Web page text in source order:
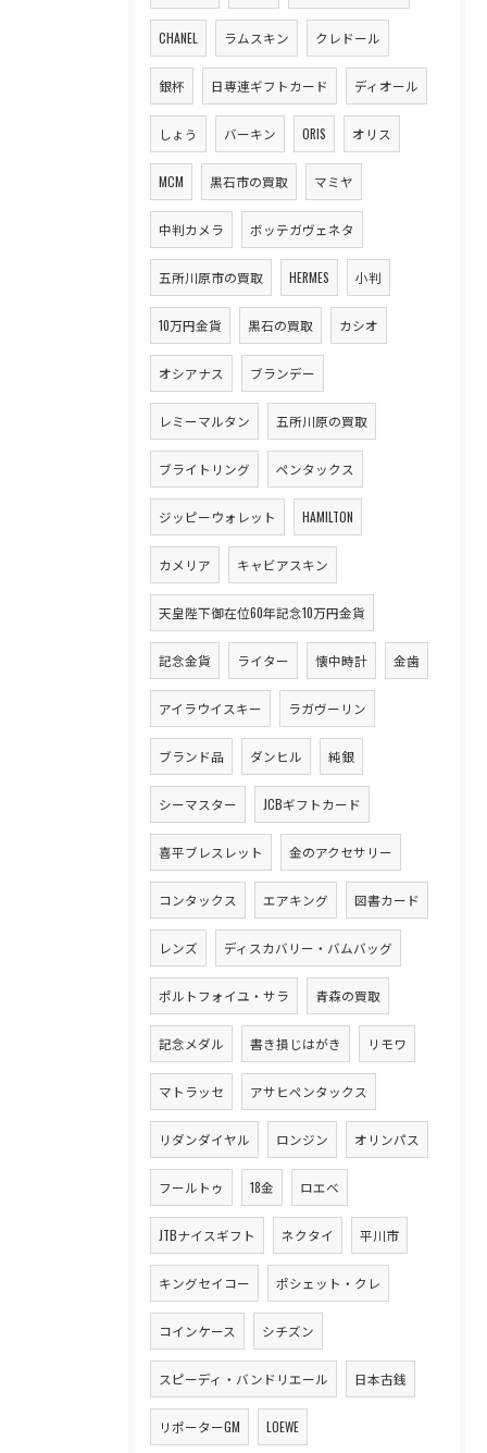
CHANEL ラムスキン クレドール
銀杯 日専連ギフトカード ディオール
しょう バーキン ORIS オリス
MCM 黒石市の買取 マミヤ
中判カメラ ボッテガヴェネタ
五所川原市の買取 HERMES 小判
10万円金貨 黒石の買取 カシオ
オシアナス ブランデー
レミーマルタン 五所川原の買取
ブライトリング ペンタックス
ジッピーウォレット HAMILTON
カメリア キャビアスキン
天皇陛下御在位60年記念10万円金貨
記念金貨 ライター 懐中時計 金歯
アイラウイスキー ラガヴーリン
ブランド品 ダンヒル 純銀
シーマスター JCBギフトカード
喜平ブレスレット 金のアクセサリー
コンタックス エアキング 図書カード
レンズ ディスカバリー・バムバッグ
ポルトフォイユ・サラ 青森の買取
記念メダル 書き損じはがき リモワ
マトラッセ アサヒペンタックス
リダンダイヤル ロンジン オリンパス
フールトゥ 18金 ロエベ
JTBナイスギフト ネクタイ 平川市
キングセイコー ポシェット・クレ
コインケース シチズン
スピーディ・バンドリエール 日本古銭
リポーターGM LOEWE